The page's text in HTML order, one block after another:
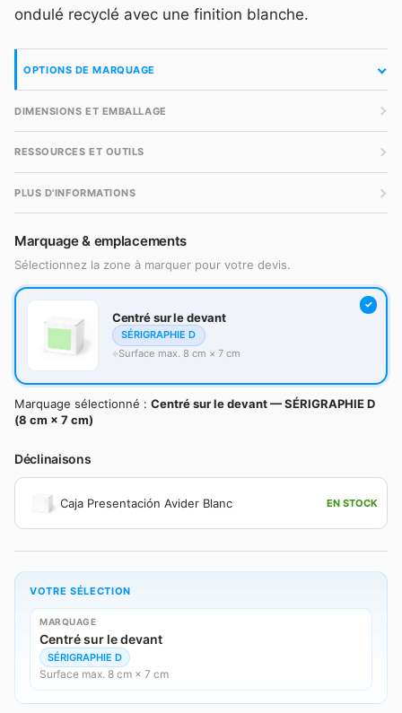
ondulé recyclé avec une finition blanche.
OPTIONS DE MARQUAGE
DIMENSIONS ET EMBALLAGE
RESSOURCES ET OUTILS
PLUS D'INFORMATIONS
Marquage & emplacements
Sélectionnez la zone à marquer pour votre devis.
Centré sur le devant
SÉRIGRAPHIE D
Surface max. 8 cm × 7 cm
Marquage sélectionné : Centré sur le devant — SÉRIGRAPHIE D
(8 cm × 7 cm)
Déclinaisons
Caja Presentación Avider Blanc EN STOCK
VOTRE SÉLECTION
MARQUAGE
Centré sur le devant
SÉRIGRAPHIE D
Surface max. 8 cm × 7 cm